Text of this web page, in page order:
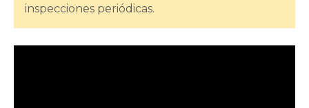
inspecciones periódicas.